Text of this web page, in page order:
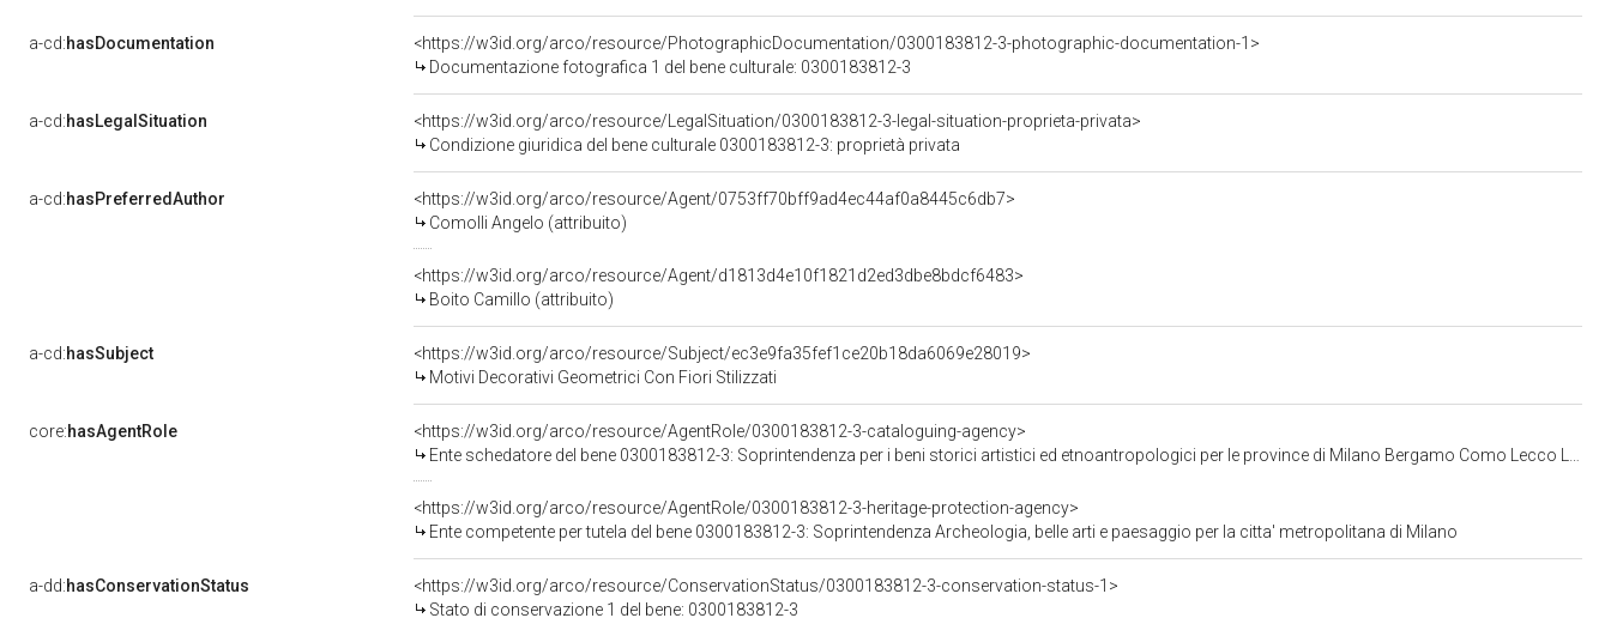
a-cd:hasDocumentation
<https://w3id.org/arco/resource/PhotographicDocumentation/0300183812-3-photographic-documentation-1>
Documentazione fotografica 1 del bene culturale: 0300183812-3
a-cd:hasLegalSituation
<https://w3id.org/arco/resource/LegalSituation/0300183812-3-legal-situation-proprieta-privata>
Condizione giuridica del bene culturale 0300183812-3: proprietà privata
a-cd:hasPreferredAuthor
<https://w3id.org/arco/resource/Agent/0753ff70bff9ad4ec44af0a8445c6db7>
Comolli Angelo (attribuito)
<https://w3id.org/arco/resource/Agent/d1813d4e10f1821d2ed3dbe8bdcf6483>
Boito Camillo (attribuito)
a-cd:hasSubject
<https://w3id.org/arco/resource/Subject/ec3e9fa35fef1ce20b18da6069e28019>
Motivi Decorativi Geometrici Con Fiori Stilizzati
core:hasAgentRole
<https://w3id.org/arco/resource/AgentRole/0300183812-3-cataloguing-agency>
Ente schedatore del bene 0300183812-3: Soprintendenza per i beni storici artistici ed etnoantropologici per le province di Milano Bergamo Como Lecco Lodi Monza Pavia Sondrio Varese
<https://w3id.org/arco/resource/AgentRole/0300183812-3-heritage-protection-agency>
Ente competente per tutela del bene 0300183812-3: Soprintendenza Archeologia, belle arti e paesaggio per la citta' metropolitana di Milano
a-dd:hasConservationStatus
<https://w3id.org/arco/resource/ConservationStatus/0300183812-3-conservation-status-1>
Stato di conservazione 1 del bene: 0300183812-3